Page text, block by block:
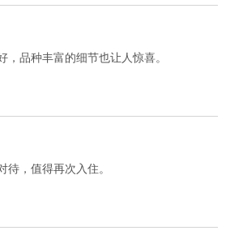
品种丰富的细节也让人惊喜。
，值得再次入住。